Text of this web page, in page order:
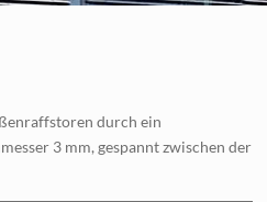
durch ein
3 mm, gespannt zwischen der